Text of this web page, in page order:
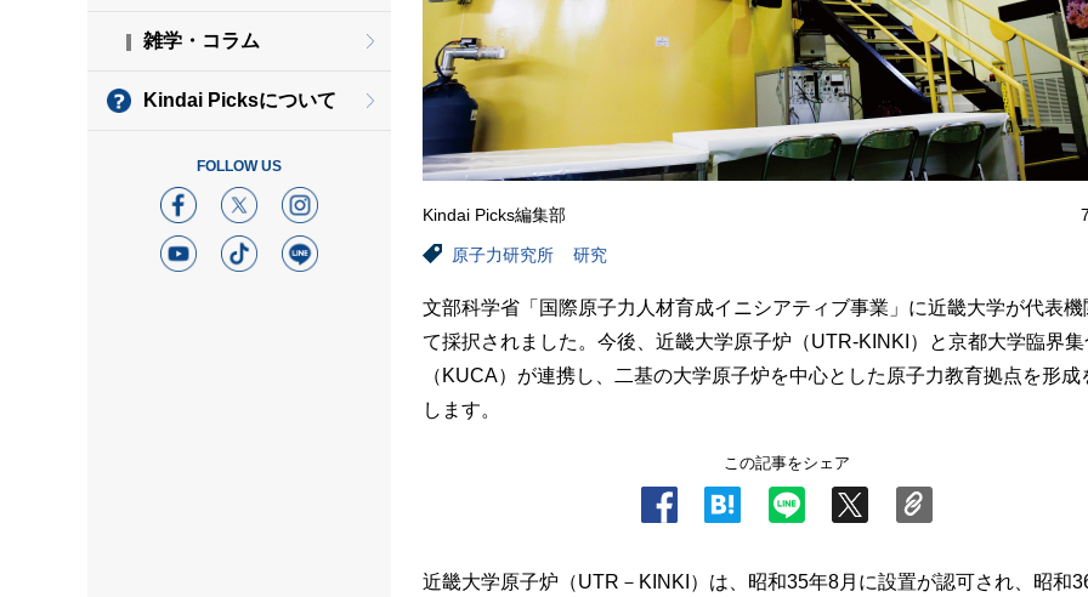
Kindai Picks編集部
原子力研究所 研究
文部科学省「国際原子力人材育成イニシアティブ事業」に近畿大学が代表機
て採択されました。今後、近畿大学原子炉（UTR-KINKI）と京都大学臨界
（KUCA）が連携し、二基の大学原子炉を中心とした原子力教育拠点を形成
します。
この記事をシェア
近畿大学原子炉（UTR－KINKI）は、昭和35年8月に設置が認可され、昭和
雑学・コラム
Kindai Picksについて
FOLLOW US